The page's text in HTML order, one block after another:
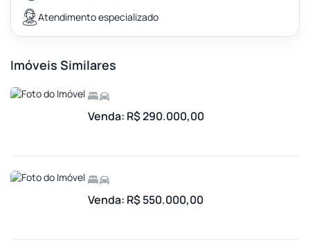
Atendimento especializado
Imóveis Similares
Venda: R$ 290.000,00
Venda: R$ 550.000,00